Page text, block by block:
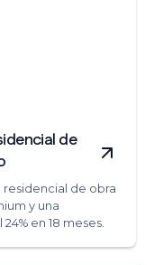
de
residencial de obra
y una
en 18 meses.